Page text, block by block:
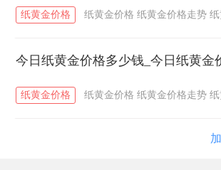
纸黄金价格 纸黄金价格 纸黄金价格走势
今日纸黄金价格多少钱_今日纸黄金
纸黄金价格 纸黄金价格 纸黄金价格走势